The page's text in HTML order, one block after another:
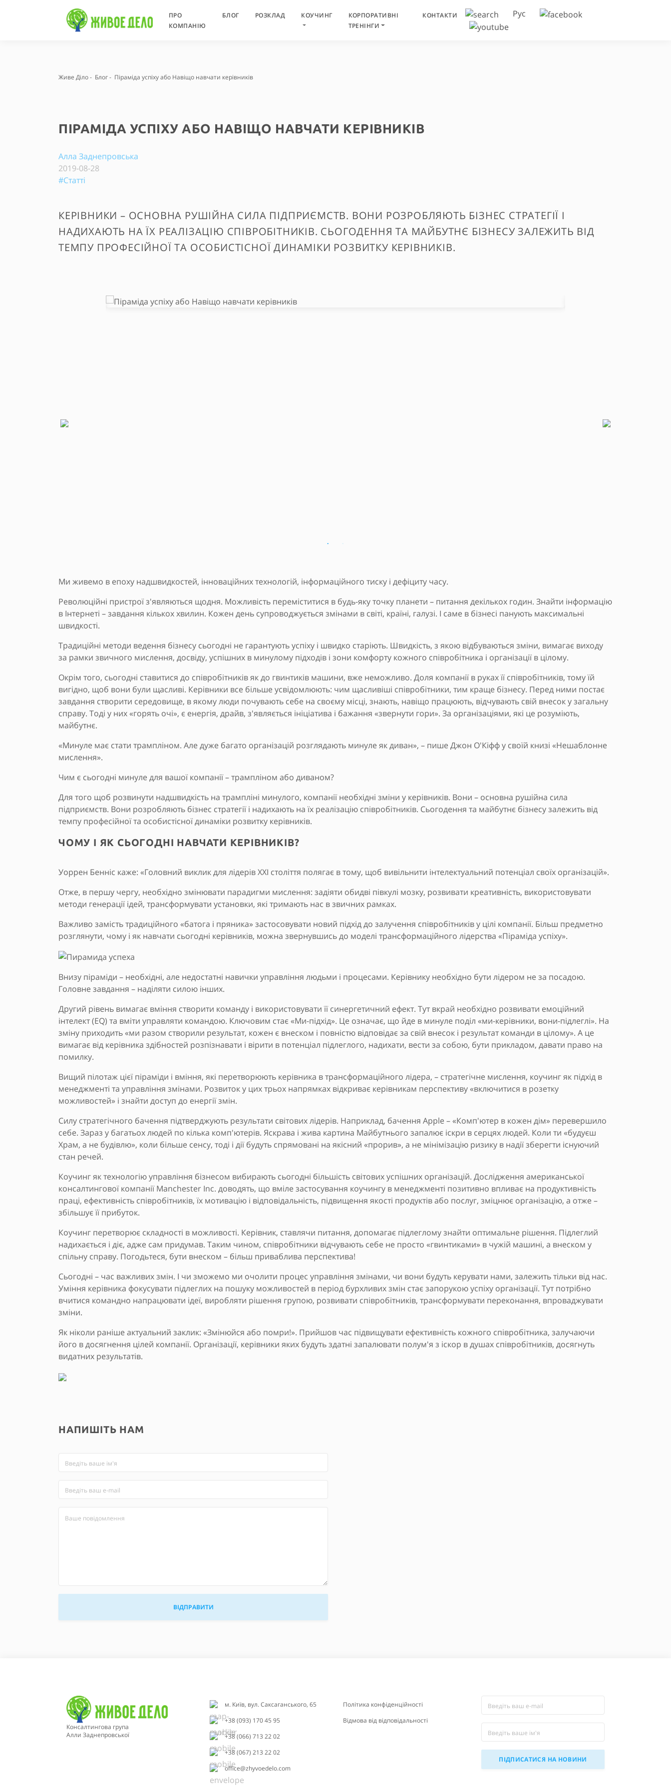
ПРО
КОМПАНІЮ
БЛОГ РОЗКЛАД КОУЧИНГ
КОРПОРАТИВНІ
ТРЕНІНГИ
КОНТАКТИ Рус
Живе Діло- Блог- Піраміда успіху або Навіщо навчати керівників
ПІРАМІДА УСПІХУ АБО НАВІЩО НАВЧАТИ КЕРІВНИКІВ
Алла Заднепровська
2019-08-28
#Статті
КЕРІВНИКИ – ОСНОВНА РУШІЙНА СИЛА ПІДПРИЄМСТВ. ВОНИ РОЗРОБЛЯЮТЬ БІЗНЕС СТРАТЕГІЇ І
НАДИХАЮТЬ НА ЇХ РЕАЛІЗАЦІЮ СПІВРОБІТНИКІВ. СЬОГОДЕННЯ ТА МАЙБУТНЄ БІЗНЕСУ ЗАЛЕЖИТЬ ВІД
ТЕМПУ ПРОФЕСІЙНОЇ ТА ОСОБИСТІСНОЇ ДИНАМІКИ РОЗВИТКУ КЕРІВНИКІВ.
Ми живемо в епоху надшвидкостей, інноваційних технологій, інформаційного тиску і дефіциту часу.
Революційні пристрої з'являються щодня. Можливість переміститися в будь-яку точку планети – питання декількох годин. Знайти інформацію
в Інтернеті – завдання кількох хвилин. Кожен день супроводжується змінами в світі, країні, галузі. І саме в бізнесі панують максимальні
швидкості.
Традиційні методи ведення бізнесу сьогодні не гарантують успіху і швидко старіють. Швидкість, з якою відбуваються зміни, вимагає виходу
за рамки звичного мислення, досвіду, успішних в минулому підходів і зони комфорту кожного співробітника і організації в цілому.
Окрім того, сьогодні ставитися до співробітників як до гвинтиків машини, вже неможливо. Доля компанії в руках її співробітників, тому їй
вигідно, щоб вони були щасливі. Керівники все більше усвідомлюють: чим щасливіші співробітники, тим краще бізнесу. Перед ними постає
завдання створити середовище, в якому люди почувають себе на своєму місці, знають, навіщо працюють, відчувають свій внесок у загальну
справу. Тоді у них «горять очі», є енергія, драйв, з'являється ініціатива і бажання «звернути гори». За організаціями, які це розуміють,
майбутнє.
«Минуле має стати трампліном. Але дуже багато організацій розглядають минуле як диван», – пише Джон О'Кіфф у своїй книзі «Нешаблонне
мислення».
Чим є сьогодні минуле для вашої компанії – трампліном або диваном?
Для того щоб розвинути надшвидкість на трампліні минулого, компанії необхідні зміни у керівників. Вони – основна рушійна сила
підприємств. Вони розробляють бізнес стратегії і надихають на їх реалізацію співробітників. Сьогодення та майбутнє бізнесу залежить від
темпу професійної та особистісної динаміки розвитку керівників.
ЧОМУ І ЯК СЬОГОДНІ НАВЧАТИ КЕРІВНИКІВ?
Уоррен Бенніс каже: «Головний виклик для лідерів XXI століття полягає в тому, щоб вивільнити інтелектуальний потенціал своїх організацій».
Отже, в першу чергу, необхідно змінювати парадигми мислення: задіяти обидві півкулі мозку, розвивати креативність, використовувати
методи генерації ідей, трансформувати установки, які тримають нас в звичних рамках.
Важливо замість традиційного «батога і пряника» застосовувати новий підхід до залучення співробітників у цілі компанії. Більш предметно
розглянути, чому і як навчати сьогодні керівників, можна звернувшись до моделі трансформаційного лідерства «Піраміда успіху».
Внизу піраміди – необхідні, але недостатні навички управління людьми і процесами. Керівнику необхідно бути лідером не за посадою.
Головне завдання – наділяти силою інших.
Другий рівень вимагає вміння створити команду і використовувати її синергетичний ефект. Тут вкрай необхідно розвивати емоційний
інтелект (EQ) та вміти управляти командою. Ключовим стає «Ми-підхід». Це означає, що йде в минуле поділ «ми-керівники, вони-підлеглі». На
зміну приходить «ми разом створили результат, кожен є внеском і повністю відповідає за свій внесок і результат команди в цілому». А це
вимагає від керівника здібностей розпізнавати і вірити в потенціал підлеглого, надихати, вести за собою, бути прикладом, давати право на
помилку.
Вищий пілотаж цієї піраміди і вміння, які перетворюють керівника в трансформаційного лідера, – стратегічне мислення, коучинг як підхід в
менеджменті та управління змінами. Розвиток у цих трьох напрямках відкриває керівникам перспективу «включитися в розетку
можливостей» і знайти доступ до енергії змін.
Силу стратегічного бачення підтверджують результати світових лідерів. Наприклад, бачення Apple – «Комп'ютер в кожен дім» перевершило
себе. Зараз у багатьох людей по кілька комп'ютерів. Яскрава і жива картина Майбутнього запалює іскри в серцях людей. Коли ти «будуєш
Храм, а не будівлю», коли більше сенсу, тоді і дії будуть спрямовані на якісний «прорив», а не мінімізацію ризику в надії зберегти існуючий
стан речей.
Коучинг як технологію управління бізнесом вибирають сьогодні більшість світових успішних організацій. Дослідження американської
консалтингової компанії Manchester Inc. доводять, що вміле застосування коучингу в менеджменті позитивно впливає на продуктивність
праці, ефективність співробітників, їх мотивацію і відповідальність, підвищення якості продуктів або послуг, зміцнює організацію, а отже –
збільшує її прибуток.
Коучинг перетворює складності в можливості. Керівник, ставлячи питання, допомагає підлеглому знайти оптимальне рішення. Підлеглий
надихається і діє, адже сам придумав. Таким чином, співробітники відчувають себе не просто «гвинтиками» в чужій машині, а внеском у
спільну справу. Погодьтеся, бути внеском – більш приваблива перспектива!
Сьогодні – час важливих змін. І чи зможемо ми очолити процес управління змінами, чи вони будуть керувати нами, залежить тільки від нас.
Уміння керівника фокусувати підлеглих на пошуку можливостей в період бурхливих змін стає запорукою успіху організації. Тут потрібно
вчитися командно напрацювати ідеї, виробляти рішення групою, розвивати співробітників, трансформувати переконання, впроваджувати
зміни.
Як ніколи раніше актуальний заклик: «Змінюйся або помри!». Прийшов час підвищувати ефективність кожного співробітника, залучаючи
його в досягнення цілей компанії. Організації, керівники яких будуть здатні запалювати полум'я з іскор в душах співробітників, досягнуть
видатних результатів.
НАПИШІТЬ НАМ
Консалтингова група
Алли Заднепровської
м. Київ, вул. Саксаганського, 65
+38 (093) 170 45 95
+38 (066) 713 22 02
+38 (067) 213 22 02
office@zhyvoedelo.com
Політика конфіденційності
Відмова від відповідальності